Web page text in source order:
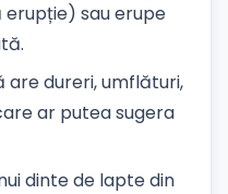
sau erupe
are dureri, umflături,
ar putea sugera
dinte de lapte din